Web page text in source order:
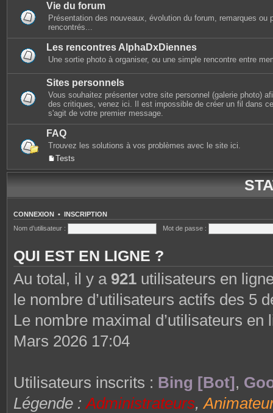
Vie du forum
Présentation des nouveaux, évolution du forum, remarques ou
rencontrés...
Les rencontres AlphaDxDiennes
Une sortie photo à organiser, ou une simple rencontre entre
Sites personnels
Vous souhaitez présenter votre site personnel (galerie photo)
des critiques, venez ici. Il est impossible de créer un fil dans
s'agit de votre premier message.
FAQ
Trouvez les solutions à vos problèmes avec le site ici.
Tests
CONNEXION • INSCRIPTION
Nom d’utilisateur :
Mot de passe :
QUI EST EN LIGNE ?
Au total, il y a 921 utilisateurs en
le nombre d’utilisateurs actifs des 5
Le nombre maximal d’utilisateurs
Mars 2026 17:04
Utilisateurs inscrits : Bing [Bot],
Légende :Administrateurs,